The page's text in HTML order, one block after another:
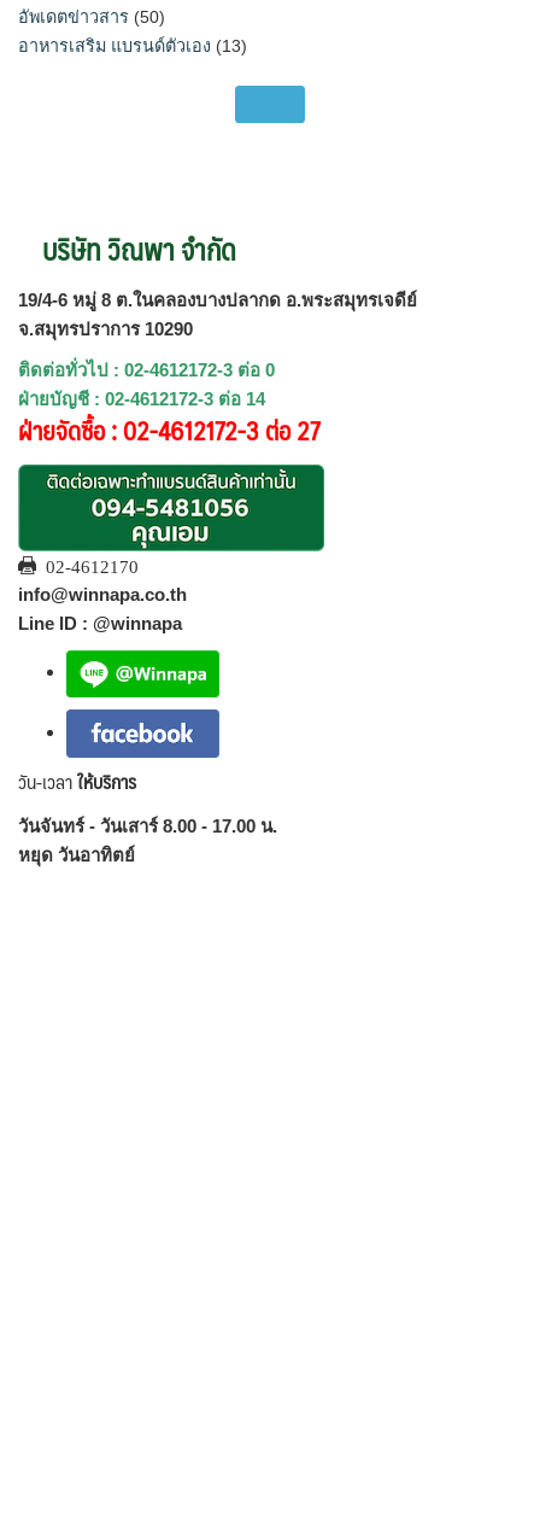
อัพเดตข่าวสาร (50)
อาหารเสริม แบรนด์ตัวเอง (13)
บริษัท วิณพา จำกัด
19/4-6 หมู่ 8 ต.ในคลองบางปลากด อ.พระสมุทรเจดีย์
จ.สมุทรปราการ 10290
ติดต่อทั่วไป : 02-4612172-3 ต่อ 0
ฝ่ายบัญชี : 02-4612172-3 ต่อ 14
ฝ่ายจัดซื้อ : 02-4612172-3 ต่อ 27
02-4612170
info@winnapa.co.th
Line ID : @winnapa
วัน-เวลาให้บริการ
วันจันทร์ - วันเสาร์ 8.00 - 17.00 น.
หยุด วันอาทิตย์